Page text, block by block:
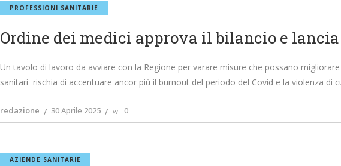
PROFESSIONI SANITARIE
Ordine dei medici approva il bilancio e
Un tavolo di lavoro da avviare con la Regione per varare misure che possano
sanitari rischia di accentuare ancor più il burnout del periodo del Covid e la violenza di
redazione 30 Aprile 2025 0
AZIENDE SANITARIE